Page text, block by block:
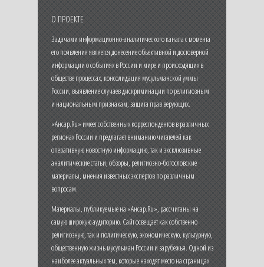
О ПРОЕКТЕ
Задачами информационно-аналитического канала с момента
его появления является донесение объективной и достоверной
информации о событиях в России и мире и происходящих в
обществе процессах, консолидация мусульманской уммы
России, выявление случаев дискриминации по религиозным
и национальным признакам, защита прав верующих.
«Ансар.Ru» имеет собственных корреспондентов в различных
регионах России и предлагает вниманию читателей как
оперативную новостную информацию, так и эксклюзивные
аналитические статьи, обзоры, религиозно-богословские
материалы, мнения известных экспертов по различным
вопросам.
Материалы, публикуемые на «Ансар.Ru», рассчитаны на
самую широкую аудиторию. Сайт освещает как собственно
религиозную, так и политическую, экономическую, культурную,
общественную жизнь мусульман России и зарубежья. Одной из
наиболее актуальных тем, которые находят место на страницах